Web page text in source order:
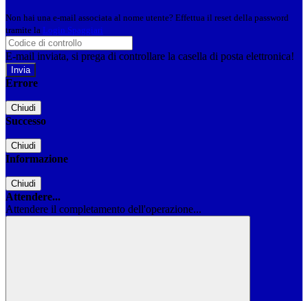
Non hai una e-mail associata al nome utente? Effettua il reset della password
tramite la Login Spaggiari
E-mail inviata, si prega di controllare la casella di posta elettronica!
Errore
Chiudi
Successo
Chiudi
Informazione
Chiudi
Attendere...
Attendere il completamento dell'operazione...